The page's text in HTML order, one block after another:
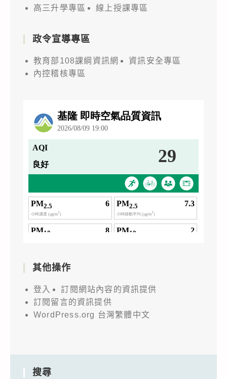
高三升學專區 線上授課專區
政令宣導專區
教育部108課綱資訊網
資訊安全專區
內控稽核專區
其他操作
登入
訂閱網站內容的資訊提供
訂閱留言的資訊提供
WordPress.org 台灣繁體中文
搜尋